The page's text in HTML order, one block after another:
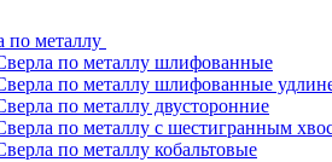
по металлу
по металлу шлифованные
по металлу шлифованные
по металлу двусторонние
по металлу с шестигранным
по металлу кобальтовые